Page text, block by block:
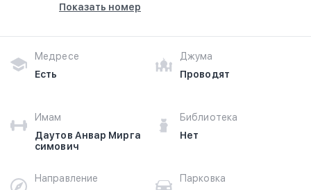
Показать номер
Медресе
Есть
Джума
Проводят
Имам
Даутов Анвар Мирга
симович
Библиотека
Нет
Направление
Парковка